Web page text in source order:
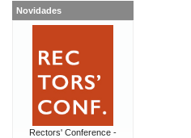
Novidades
Rectors' Conference -